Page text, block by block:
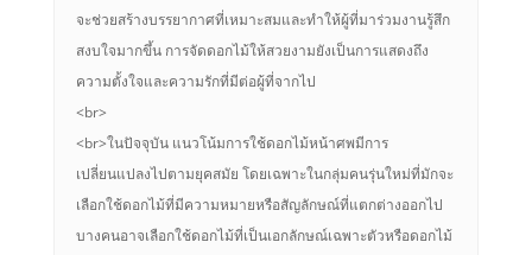
จะช่วยสร้างบรรยากาศที่เหมาะสมและทำให้ผู้ที่มาร่วมงานรู้สึก
สงบใจมากขึ้น การจัดดอกไม้ให้สวยงามยังเป็นการแสดงถึง
ความตั้งใจและความรักที่มีต่อผู้ที่จากไป
<br>
<br>ในปัจจุบัน แนวโน้มการใช้ดอกไม้หน้าศพมีการ
เปลี่ยนแปลงไปตามยุคสมัย โดยเฉพาะในกลุ่มคนรุ่นใหม่ที่มักจะ
เลือกใช้ดอกไม้ที่มีความหมายหรือสัญลักษณ์ที่แตกต่างออกไป
บางคนอาจเลือกใช้ดอกไม้ที่เป็นเอกลักษณ์เฉพาะตัวหรือดอกไม้